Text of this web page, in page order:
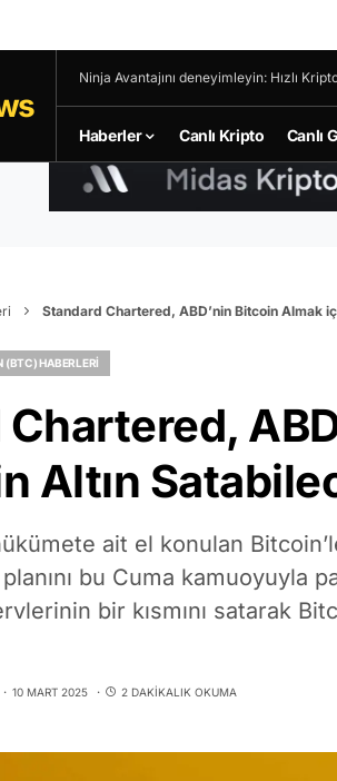
Ninja Avantajını deneyimleyin: Hızlı
Haberler Canlı Kripto Canlı
Standard Chartered, ABD’nin Bitcoin Almak
(BTC) HABERLERI
Altın
ait el konulan
bu Cuma kamuoyuyla
bir kısmını satarak
10 MART 2025 2 DAKIKALIK OKUMA